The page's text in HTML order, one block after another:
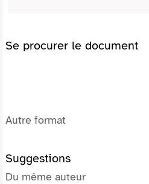
Se procurer le document
Autre format
Suggestions
Du même auteur